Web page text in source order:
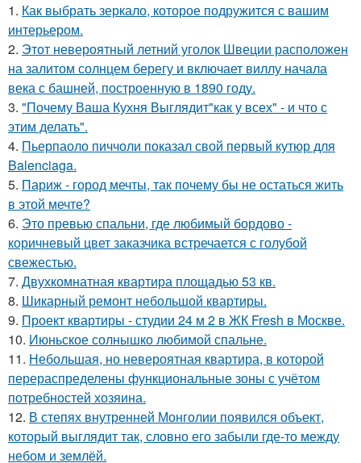
1. Как выбрать зеркало, которое подружится с вашим
интерьером.
2. Этот невероятный летний уголок Швеции расположен
на залитом солнцем берегу и включает виллу начала
века с башней, построенную в 1890 году.
3. "Почему Ваша Кухня Выглядит"как у всех" - и что с
этим делать".
4. Пьерпаоло пиччоли показал свой первый кутюр для
Balenciaga.
5. Париж - город мечты, так почему бы не остаться жить
в этой мечте?
6. Это превью спальни, где любимый бордово -
коричневый цвет заказчика встречается с голубой
свежестью.
7. Двухкомнатная квартира площадью 53 кв.
8. Шикарный ремонт небольшой квартиры.
9. Проект квартиры - студии 24 м 2 в ЖК Fresh в Москве.
10. Июньское солнышко любимой спальне.
11. Небольшая, но невероятная квартира, в которой
перераспределены функциональные зоны с учётом
потребностей хозяина.
12. В степях внутренней Монголии появился объект,
который выглядит так, словно его забыли где-то между
небом и землёй.